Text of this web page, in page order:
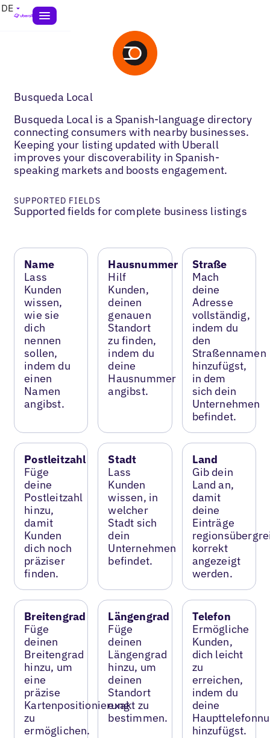
DE
Busqueda Local
Busqueda Local is a Spanish-language directory
connecting consumers with nearby businesses.
Keeping your listing updated with Uberall
improves your discoverability in Spanish-
speaking markets and boosts engagement.
SUPPORTED FIELDS
Supported fields for complete business listings
Name
Lass
Kunden
wissen,
wie sie
dich
nennen
sollen,
indem du
einen
Namen
angibst.
Hausnummer
Hilf
Kunden,
deinen
genauen
Standort
zu finden,
indem du
deine
Hausnummer
angibst.
Straße
Mach
deine
Adresse
vollständig,
indem du
den
Straßennamen
hinzufügst,
in dem
sich dein
Unternehmen
befindet.
Postleitzahl
Füge
deine
Postleitzahl
hinzu,
damit
Kunden
dich noch
präziser
finden.
Stadt
Lass
Kunden
wissen, in
welcher
Stadt sich
dein
Unternehmen
befindet.
Land
Gib dein
Land an,
damit
deine
Einträge
korrekt
angezeigt
werden.
Breitengrad
Füge
deinen
Breitengrad
hinzu, um
eine
präzise
Kartenpositionierung
zu
ermöglichen.
Längengrad
Füge
deinen
Längengrad
hinzu, um
deinen
Standort
exakt zu
bestimmen.
Telefon
Ermögliche
Kunden,
dich leicht
zu
erreichen,
indem du
deine
hinzufügst.